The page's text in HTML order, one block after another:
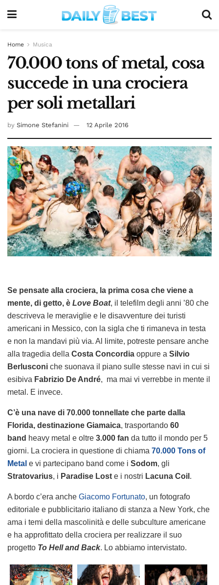
Home Musica
70.000 tons of metal, cosa
succede in una crociera
per soli metallari
by Simone Stefanini 12 Aprile 2016
Se pensate alla crociera, la prima cosa che viene a
mente, di getto, è Love Boat, il telefilm degli anni ’80 che
descriveva le meraviglie e le disavventure dei turisti
americani in Messico, con la sigla che ti rimaneva in testa
e non la mandavi più via. Al limite, potreste pensare anche
alla tragedia della Costa Concordia oppure a Silvio
Berlusconi che suonava il piano sulle stesse navi in cui si
esibiva Fabrizio De André, ma mai vi verrebbe in mente il
metal. E invece.
C’è una nave di 70.000 tonnellate che parte dalla
Florida, destinazione Giamaica, trasportando 60
band heavy metal e oltre 3.000 fan da tutto il mondo per 5
giorni. La crociera in questione di chiama 70.000 Tons of
Metal e vi partecipano band come i Sodom, gli
Stratovarius, i Paradise Lost e i nostri Lacuna Coil .
A bordo c’era anche Giacomo Fortunato, un fotografo
editoriale e pubblicitario italiano di stanza a New York, che
ama i temi della mascolinità e delle subculture americane
e ha approfittato della crociera per realizzare il suo
progetto To Hell and Back. Lo abbiamo intervistato.